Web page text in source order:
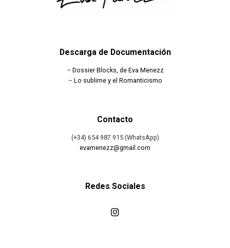
Descarga de Documentación
– Dossier Blocks, de Eva Menezz
– Lo sublime y el Romanticismo
Contacto
(+34) 654 987 915 (WhatsApp)
evamenezz@gmail.com
Redes Sociales